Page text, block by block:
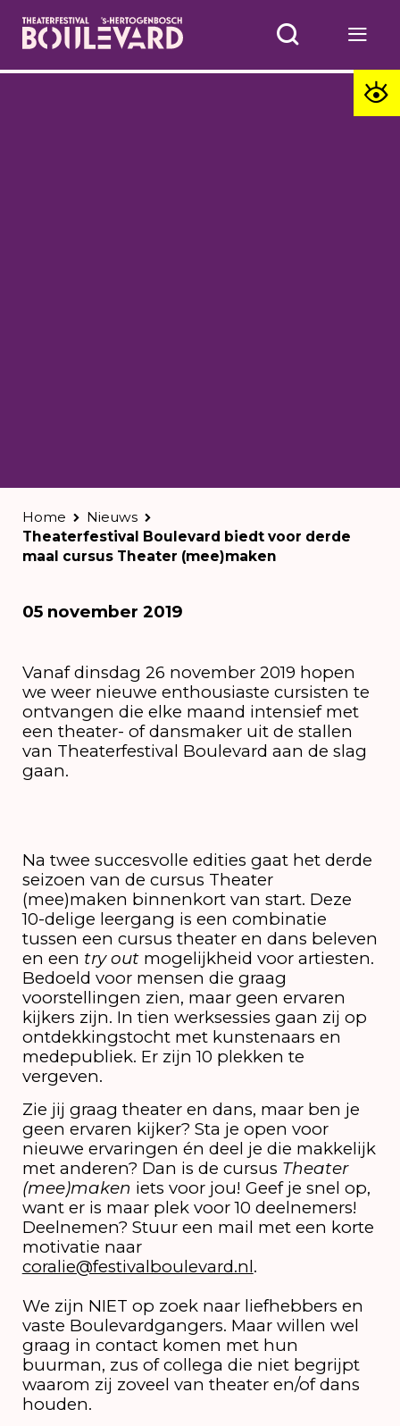
Home
Nieuws
Theaterfestival Boulevard biedt voor derde
maal cursus Theater (mee)maken
05 november 2019
Vanaf dinsdag 26 november 2019 hopen
we weer nieuwe enthousiaste cursisten te
ontvangen die elke maand intensief met
een theater- of dansmaker uit de stallen
van Theaterfestival Boulevard aan de slag
gaan.
Na twee succesvolle edities gaat het derde
seizoen van de cursus Theater
(mee)maken binnenkort van start. Deze
10-delige leergang is een combinatie
tussen een cursus theater en dans beleven
en een try outmogelijkheid voor artiesten.
Bedoeld voor mensen die graag
voorstellingen zien, maar geen ervaren
kijkers zijn. In tien werksessies gaan zij op
ontdekkingstocht met kunstenaars en
medepubliek. Er zijn 10 plekken te
vergeven.
Zie jij graag theater en dans, maar ben je
geen ervaren kijker? Sta je open voor
nieuwe ervaringen én deel je die makkelijk
met anderen? Dan is de cursus Theater
(mee)maken iets voor jou! Geef je snel op,
want er is maar plek voor 10 deelnemers!
Deelnemen? Stuur een mail met een korte
motivatie naar
coralie@festivalboulevard.nl.
We zijn NIET op zoek naar liefhebbers en
vaste Boulevardgangers. Maar willen wel
graag in contact komen met hun
buurman, zus of collega die niet begrijpt
waarom zij zoveel van theater en/of dans
houden.